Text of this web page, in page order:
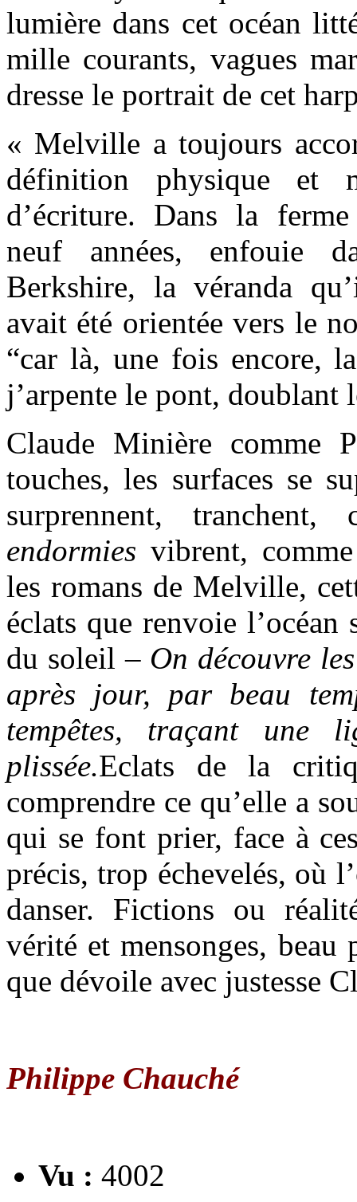
lumière dans cet océan
mille courants, vagues
dresse le portrait de cet
« Melville a toujours
définition physique et
d’écriture. Dans la
neuf années, enfouie
Berkshire, la véranda
avait été orientée vers le
“car là, une fois encore,
j’arpente le pont, doublant
Claude Minière comme
touches, les surfaces se
surprennent,
endormiesvibrent,
les romans de Melville,
éclats que renvoie
du soleil – On découvre
après jour, par beau
tempêtes, traçant une
plissée.Eclats de la
comprendre ce qu’elle a
qui se font prier, face à
précis, trop échevelés, où
danser. Fictions ou
vérité et mensonges, beau
que dévoile avec justesse
Philippe Chauché
Vu : 4002